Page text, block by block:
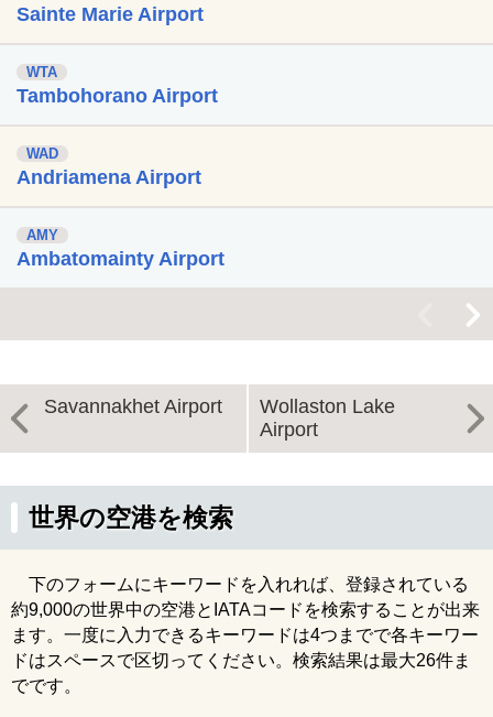
Sainte Marie Airport
WTA
Tambohorano Airport
WAD
Andriamena Airport
AMY
Ambatomainty Airport
Savannakhet Airport
Wollaston Lake
Airport
世界の空港を検索
下のフォームにキーワードを入れれば、登録されている
約9,000の世界中の空港とIATAコードを検索することが出来
ます。一度に入力できるキーワードは4つまでで各キーワー
ドはスペースで区切ってください。検索結果は最大26件ま
でです。